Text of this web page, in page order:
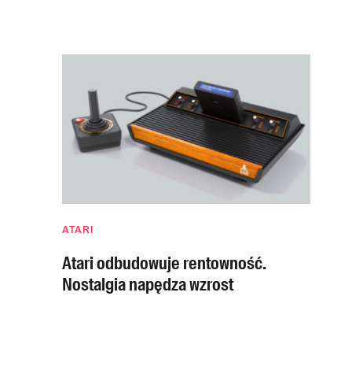
ATARI
Atari odbudowuje rentowność.
Nostalgia napędza wzrost